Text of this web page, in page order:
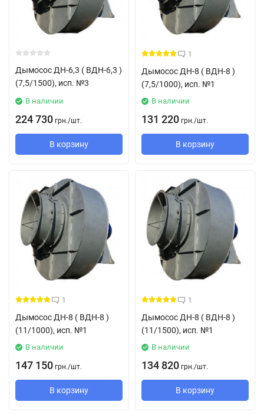
Дымосос ДН-6,3 ( ВДН-6,3 )
(7,5/1500), исп. №3
В наличии
224 730 грн./шт.
В корзину
1
Дымосос ДН-8 ( ВДН-8 )
(7,5/1000), исп. №1
В наличии
131 220 грн./шт.
В корзину
1
Дымосос ДН-8 ( ВДН-8 )
(11/1000), исп. №1
В наличии
147 150 грн./шт.
В корзину
1
Дымосос ДН-8 ( ВДН-8 )
(11/1500), исп. №1
В наличии
134 820 грн./шт.
В корзину